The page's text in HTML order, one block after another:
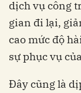
dịch vụ công
gian đi lại,
cao mức độ
sự phục vụ
Đây cũng là